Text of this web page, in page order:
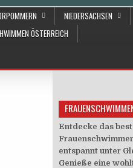
NIEDERSACHSEN
ÖSTERREICH
Entdecke das
entspannt unter
Genieße eine